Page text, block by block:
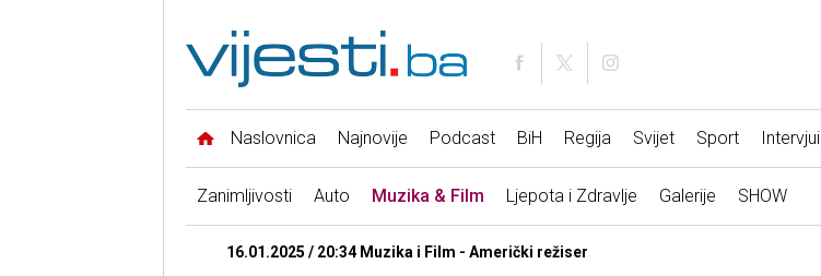
Naslovnica Najnovije Podcast BiH Regija Svijet Sport Intervjui
Zanimljivosti Auto Muzika & Film Ljepota i Zdravlje Galerije SHOW
16.01.2025 / 20:34 Muzika i Film - Američki režiser